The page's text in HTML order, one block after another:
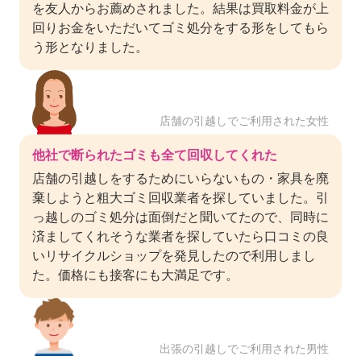
を友人からお薦めされました。結果は買取料金が上
回りお金をいただいてゴミ処分をする形をしてもら
う形となりました。
他社で断られたゴミも全て回収してくれた
店舗の引越しをするためにいらないもの・家具を廃
棄しようと粗大ゴミ回収業者を探していました。引
っ越しのゴミ処分は面倒だと聞いてたので、同時に
済ましてくれそうな業者を探していたら口コミの良
いリサイクルショップを発見したので利用しまし
た。価格にも接客にも大満足です。
店舗の引越しでご利用された女性
出張の引越しでご利用された男性